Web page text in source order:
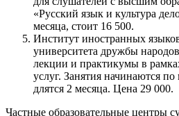
«Русский язык и культура
месяца, стоит 16 500.
Институт иностранных
университета дружбы
лекции и практикумы в
услуг. Занятия начинаются
длятся 2 месяца. Цена 29 000.
Частные образовательные центры